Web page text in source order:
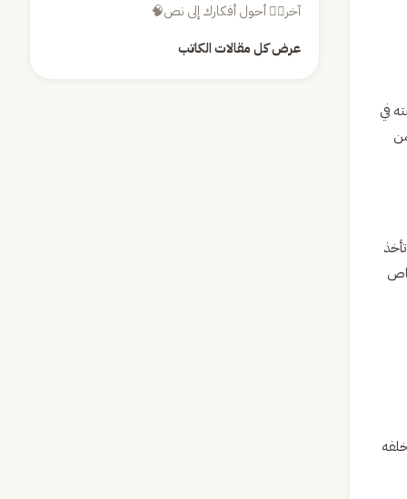
في
آخر😶‍🌫️ أحول أفكارك إلى نص🧠
عرض كل مقالات الكاتب